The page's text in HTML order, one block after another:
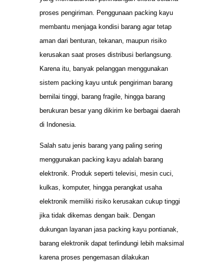
proses pengiriman. Penggunaan packing kayu
membantu menjaga kondisi barang agar tetap
aman dari benturan, tekanan, maupun risiko
kerusakan saat proses distribusi berlangsung.
Karena itu, banyak pelanggan menggunakan
sistem packing kayu untuk pengiriman barang
bernilai tinggi, barang fragile, hingga barang
berukuran besar yang dikirim ke berbagai daerah
di Indonesia.
Salah satu jenis barang yang paling sering
menggunakan packing kayu adalah barang
elektronik. Produk seperti televisi, mesin cuci,
kulkas, komputer, hingga perangkat usaha
elektronik memiliki risiko kerusakan cukup tinggi
jika tidak dikemas dengan baik. Dengan
dukungan layanan jasa packing kayu pontianak,
barang elektronik dapat terlindungi lebih maksimal
karena proses pengemasan dilakukan